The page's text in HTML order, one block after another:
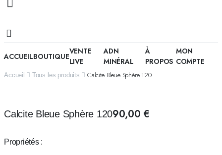
ACCUEILBOUTIQUE
VENTE
LIVE
ADN
MINÉRAL
À
PROPOS
MON
COMPTE
Accueil Tous les produits Calcite Bleue Sphère 120
Calcite Bleue Sphère 12090,00 €
Propriétés :